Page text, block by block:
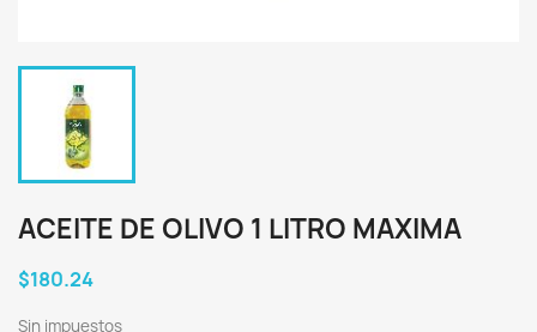
ACEITE DE OLIVO 1 LITRO MAXIMA
$180.24
Sin impuestos